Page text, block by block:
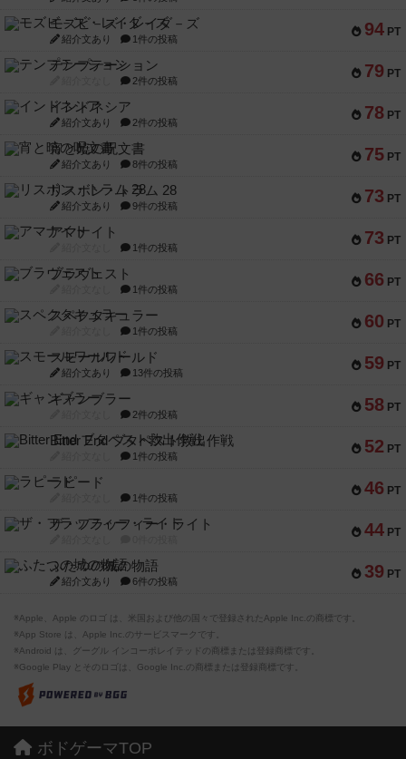
94 PT
モズビ－ズ・レイダ－ズ
紹介文あり 1件の投稿
79 PT
テンプテーション
2件の投稿
78 PT
インドネシア
紹介文あり 2件の投稿
75 PT
宵と暁の呪文書
紹介文あり 8件の投稿
73 PT
リスボン・トラム 28
紹介文あり 9件の投稿
73 PT
アマナイト
1件の投稿
66 PT
ブラヴェスト
1件の投稿
60 PT
スペクタキュラー
1件の投稿
59 PT
スモールワールド
紹介文あり 13件の投稿
58 PT
ギャンブラー
2件の投稿
52 PT
Bitter End ブタペスト救出作戦
1件の投稿
46 PT
ラピード
1件の投稿
44 PT
ザ・フラッフィー・ライト
39 PT
ふたつの城の物語
紹介文あり 6件の投稿
※Apple、Apple のロゴ は、米国および他の国々で登録されたApple Inc.の商標です。
※App Store は、Apple Inc.のサービスマークです。
※Android は、グーグル インコーポレイテッドの商標または登録商標です。
※Google Play とそのロゴは、Google Inc.の商標または登録商標です。
ボドゲーマTOP